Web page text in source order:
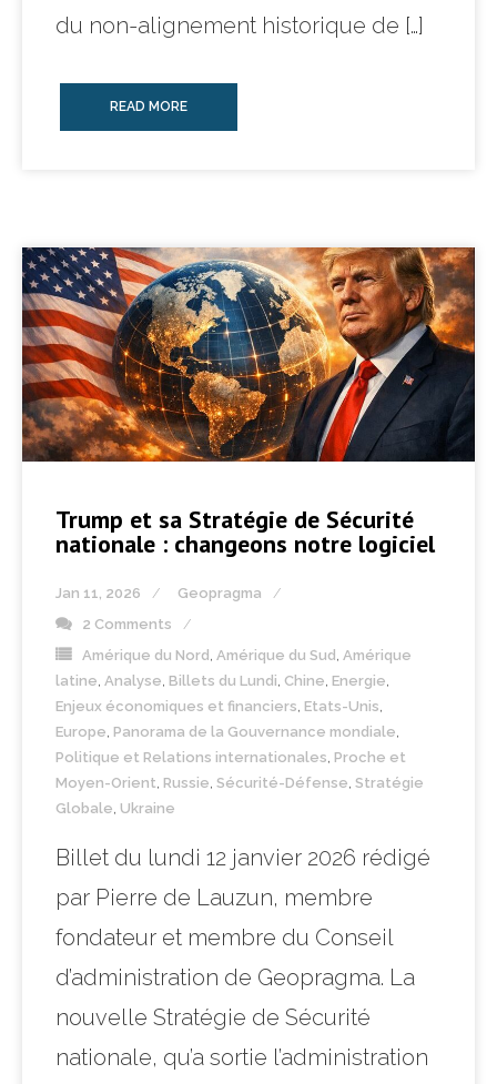
du non-alignement historique de […]
READ MORE
Trump et sa Stratégie de Sécurité
nationale : changeons notre logiciel
Jan 11, 2026
Geopragma
2 Comments
Amérique du Nord , Amérique du Sud , Amérique
latine, Analyse, Billets du Lundi, Chine, Energie,
Enjeux économiques et financiers, Etats-Unis,
Europe, Panorama de la Gouvernance mondiale,
Politique et Relations internationales, Proche et
Moyen-Orient, Russie, Sécurité-Défense, Stratégie
Globale, Ukraine
Billet du lundi 12 janvier 2026 rédigé
par Pierre de Lauzun, membre
fondateur et membre du Conseil
d’administration de Geopragma. La
nouvelle Stratégie de Sécurité
nationale, qu’a sortie l’administration